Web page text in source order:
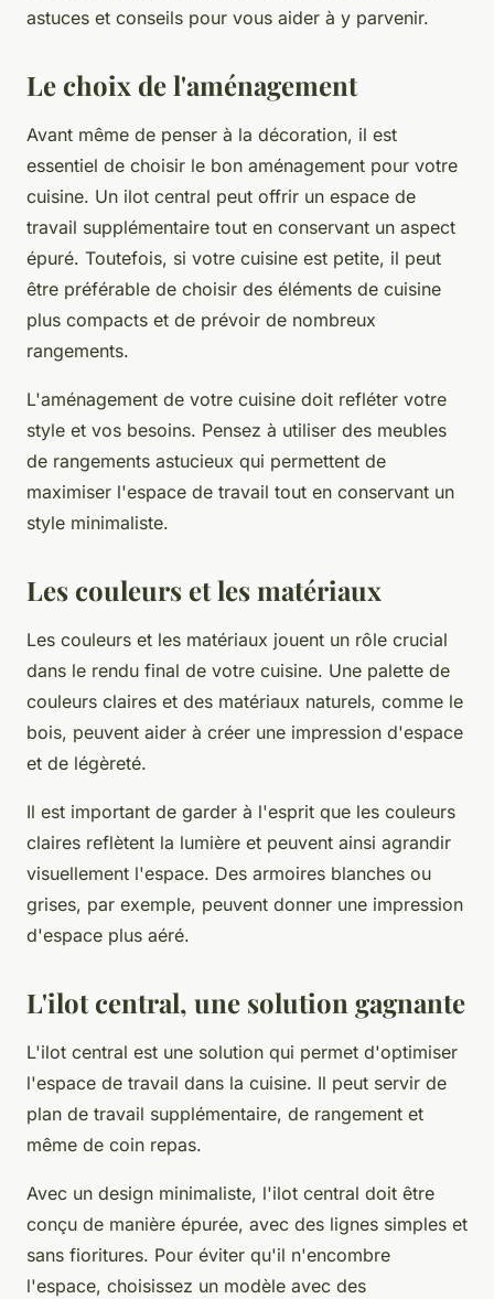
astuces et conseils pour vous aider à y parvenir.
Le choix de l'aménagement
Avant même de penser à la décoration, il est
essentiel de choisir le bon aménagement pour votre
cuisine. Un ilot central peut offrir un espace de
travail supplémentaire tout en conservant un aspect
épuré. Toutefois, si votre cuisine est petite, il peut
être préférable de choisir des éléments de cuisine
plus compacts et de prévoir de nombreux
rangements.
L'aménagement de votre cuisine doit refléter votre
style et vos besoins. Pensez à utiliser des meubles
de rangements astucieux qui permettent de
maximiser l'espace de travail tout en conservant un
style minimaliste.
Les couleurs et les matériaux
Les couleurs et les matériaux jouent un rôle crucial
dans le rendu final de votre cuisine. Une palette de
couleurs claires et des matériaux naturels, comme le
bois, peuvent aider à créer une impression d'espace
et de légèreté.
Il est important de garder à l'esprit que les couleurs
claires reflètent la lumière et peuvent ainsi agrandir
visuellement l'espace. Des armoires blanches ou
grises, par exemple, peuvent donner une impression
d'espace plus aéré.
L'ilot central, une solution gagnante
L'ilot central est une solution qui permet d'optimiser
l'espace de travail dans la cuisine. Il peut servir de
plan de travail supplémentaire, de rangement et
même de coin repas.
Avec un design minimaliste, l'ilot central doit être
conçu de manière épurée, avec des lignes simples et
sans fioritures. Pour éviter qu'il n'encombre
l'espace, choisissez un modèle avec des